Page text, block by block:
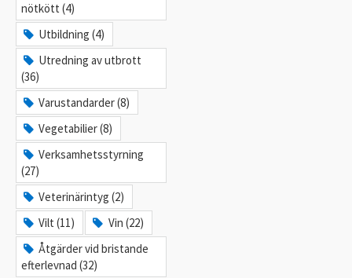
nötkött (4)
Utbildning (4)
Utredning av utbrott
(36)
Varustandarder (8)
Vegetabilier (8)
Verksamhetsstyrning
(27)
Veterinärintyg (2)
Vilt (11)
Vin (22)
Åtgärder vid bristande
efterlevnad (32)